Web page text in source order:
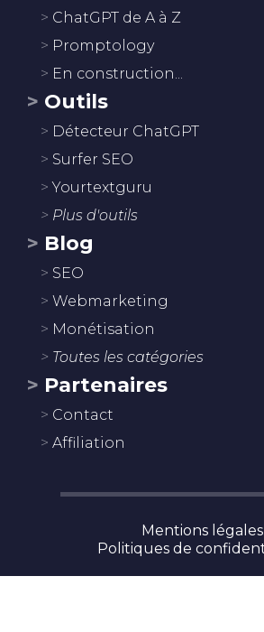
ChatGPT de A à Z
Promptology
En construction...
Outils
Détecteur ChatGPT
Surfer SEO
Yourtextguru
Plus d'outils
Blog
SEO
Webmarketing
Monétisation
Toutes les catégories
Partenaires
Contact
Affiliation
Mentions légales
Politiques de